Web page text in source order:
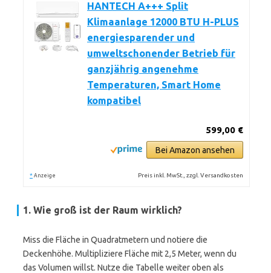
HANTECH A+++ Split
Klimaanlage 12000 BTU H-PLUS
energiesparender und
umweltschonender Betrieb für
ganzjährig angenehme
Temperaturen, Smart Home
kompatibel
599,00 €
Bei Amazon ansehen
* Anzeige Preis inkl. MwSt., zzgl. Versandkosten
1. Wie groß ist der Raum wirklich?
Miss die Fläche in Quadratmetern und notiere die
Deckenhöhe. Multipliziere Fläche mit 2,5 Meter, wenn du
das Volumen willst. Nutze die Tabelle weiter oben als